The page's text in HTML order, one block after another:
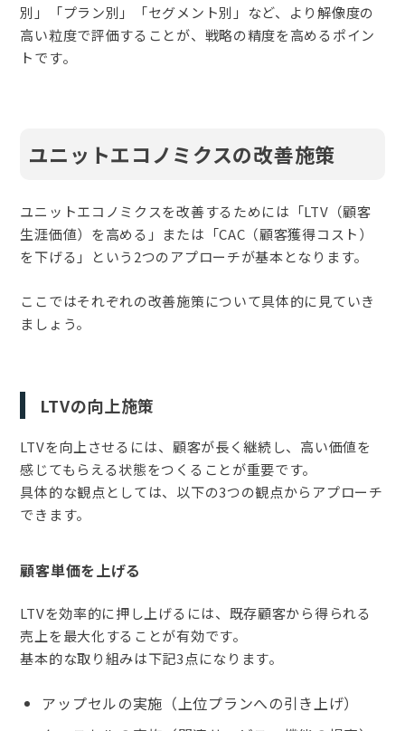
別」「プラン別」「セグメント別」など、より解像度の
高い粒度で評価することが、戦略の精度を高めるポイン
トです。
ユニットエコノミクスの改善施策
ユニットエコノミクスを改善するためには「LTV（顧客
生涯価値）を高める」または「CAC（顧客獲得コスト）
を下げる」という2つのアプローチが基本となります。
ここではそれぞれの改善施策について具体的に見ていき
ましょう。
LTVの向上施策
LTVを向上させるには、顧客が長く継続し、高い価値を
感じてもらえる状態をつくることが重要です。
具体的な観点としては、以下の3つの観点からアプローチ
できます。
顧客単価を上げる
LTVを効率的に押し上げるには、既存顧客から得られる
売上を最大化することが有効です。
基本的な取り組みは下記3点になります。
アップセルの実施（上位プランへの引き上げ）